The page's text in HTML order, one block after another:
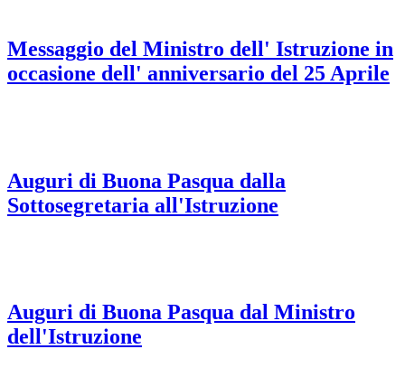
Messaggio del Ministro dell' Istruzione in
occasione dell' anniversario del 25 Aprile
Auguri di Buona Pasqua dalla
Sottosegretaria all'Istruzione
Auguri di Buona Pasqua dal Ministro
dell'Istruzione